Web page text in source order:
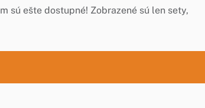
sú ešte dostupné! Zobrazené sú len sety,